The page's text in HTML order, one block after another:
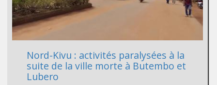
Nord-Kivu : activités paralysées à la
suite de la ville morte à Butembo et
Lubero